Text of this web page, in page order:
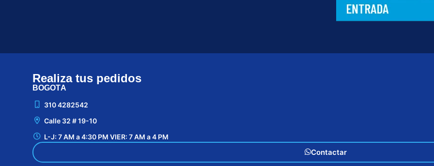
Realiza tus pedidos
BOGOTÁ
310 4282542
Calle 32 # 19-10
L-J: 7 AM a 4:30 PM VIER: 7 AM a 4 PM
Contactar